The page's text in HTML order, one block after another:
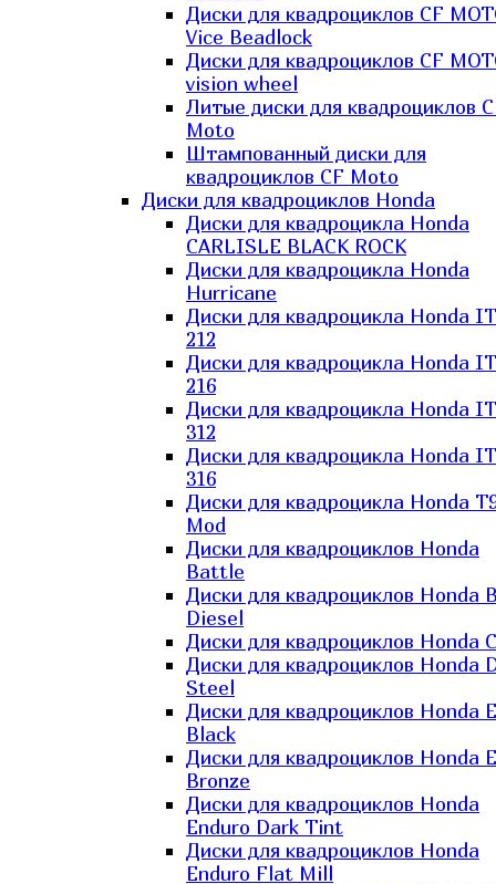
Диски для квадроциклов CF
Vice Beadlock
Диски для квадроциклов CF
vision wheel
Литые диски для квадроциклов
Moto
Штампованный диски для
квадроциклов CF Moto
Диски для квадроциклов Honda
Диски для квадроцикла Honda
CARLISLE BLACK ROCK
Диски для квадроцикла Honda
Hurricane
Диски для квадроцикла Honda
212
Диски для квадроцикла Honda
216
Диски для квадроцикла Honda
312
Диски для квадроцикла Honda
316
Диски для квадроцикла Honda
Mod
Диски для квадроциклов Honda
Battle
Диски для квадроциклов Honda
Diesel
Диски для квадроциклов Honda
Диски для квадроциклов Honda
Steel
Диски для квадроциклов Honda
Black
Диски для квадроциклов Honda
Bronze
Диски для квадроциклов Honda
Enduro Dark Tint
Диски для квадроциклов Honda
Enduro Flat Mill